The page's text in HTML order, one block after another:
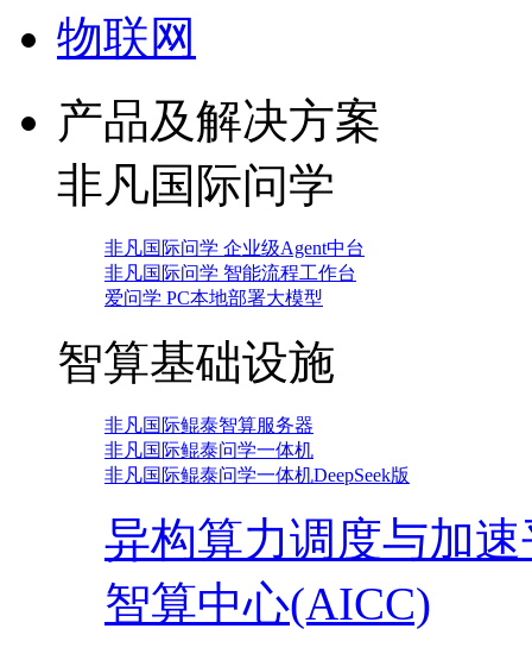
物联网
产品及解决方案
非凡国际问学
非凡国际问学 企业级Agent中台
非凡国际问学 智能流程工作台
爱问学 PC本地部署大模型
智算基础设施
非凡国际鲲泰智算服务器
非凡国际鲲泰问学一体机
非凡国际鲲泰问学一体机DeepSeek版
异构算力调度与加
智算中心(AICC)